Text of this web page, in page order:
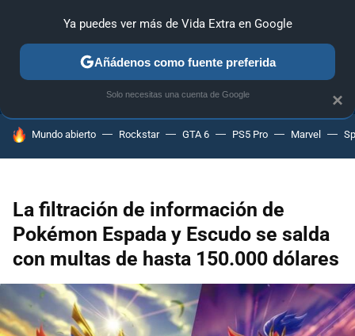
ANÁLISIS GUÍAS Y TRUCOS PC SONY NINTENDO
HOY SE HABLA DE
Mundo abierto Rockstar GTA 6 PS5 Pro Marvel
La filtración de información de
Pokémon Espada y Escudo se salda
con multas de hasta 150.000 dólares
×
Ya puedes ver más de Vida Extra en Google
Añádenos como fuente preferida
Solo necesitas una cuenta de Google